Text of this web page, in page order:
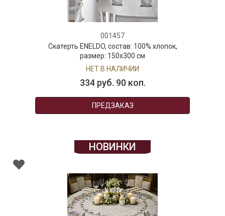
001457
Скатерть ENELDO, состав: 100% хлопок,
размер: 150х300 см
НЕТ В НАЛИЧИИ
334 руб. 90 коп.
ПРЕДЗАКАЗ
НОВИНКИ